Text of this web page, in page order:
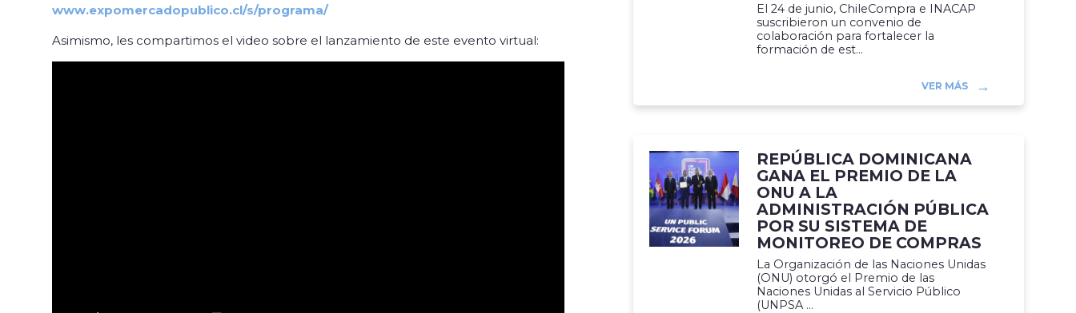
www.expomercadopublico.cl/s/programa/
Asimismo, les compartimos el video sobre el lanzamiento de este evento virtual:
El 24 de junio, ChileCompra e INACAP
suscribieron un convenio de
colaboración para fortalecer la
formación de est...
VER MÁS
REPÚBLICA DOMINICANA
GANA EL PREMIO DE LA
ONU A LA
ADMINISTRACIÓN PÚBLICA
POR SU SISTEMA DE
MONITOREO DE COMPRAS
La Organización de las Naciones Unidas
(ONU) otorgó el Premio de las
Naciones Unidas al Servicio Público
(UNPSA ...